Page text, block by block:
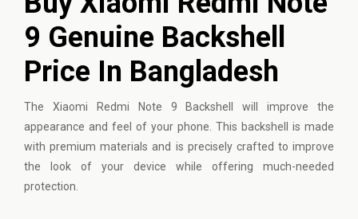
9 Genuine Backshell
Price In Bangladesh
The Xiaomi Redmi Note 9 Backshell will improve the
appearance and feel of your phone. This backshell is made
with premium materials and is precisely crafted to improve
the look of your device while offering much-needed
protection.